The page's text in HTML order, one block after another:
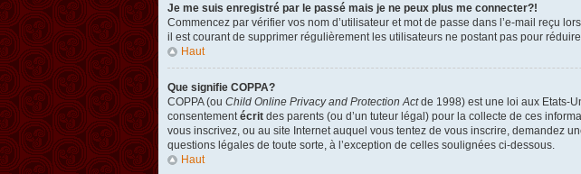
Je me suis enregistré par le passé mais je ne peux plus me connecter?!
Commencez par vérifier vos nom d’utilisateur et mot de passe dans l’e-mail reçu
il est courant de supprimer régulièrement les utilisateurs ne postant pas pour
Haut
Que signifie COPPA?
COPPA (ou Child Online Privacy and Protection Actde 1998) est une loi aux Etats-
consentement écrit des parents (ou d’un tuteur légal) pour la collecte de ces
vous inscrivez, ou au site Internet auquel vous tentez de vous inscrire, demandez
questions légales de toute sorte, à l’exception de celles soulignées ci-dessous.
Haut